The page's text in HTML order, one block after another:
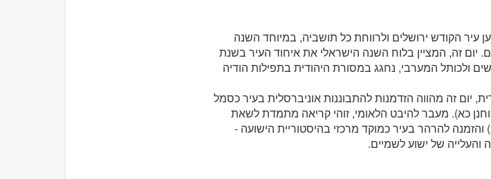
עיר הקודש ירושלים ולרווחת כל תושביה, במיוחד השנה
יום זה, המציין בלוח השנה הישראלי את איחוד העיר בשנת
ולכותל המערבי, נחגג במסורת היהודית בתפילות הודיה
יום זה מהווה הזדמנות להתבוננות אוניברסלית בעיר כסמל
כא). מעבר להיבט הלאומי, זוהי קריאה מתמדת לשאת
להרהר בעיר כמוקד מרכזי בהיסטוריית הישועה -
והעלייה של ישוע לשמיים.